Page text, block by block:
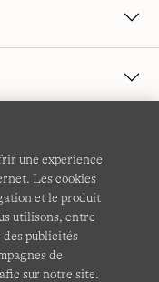
sécurité
Carte du site
une expérience
Les cookies
et le produit
utilisons, entre
des publicités
de
sur notre site.